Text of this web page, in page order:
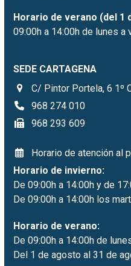
Horario de verano (del 1
09:00h a 14:00h de lunes a
SEDE CARTAGENA
C/ Pintor Portela, 6 1º
968 274 010
968 293 609
Horario de atención al
Horario de invierno:
De 09:00h a 14:00h y de
De 09:00h a 14:00h los
Horario de verano:
De 09:00h a 14:00h de
Del 1 de agosto al 31 de